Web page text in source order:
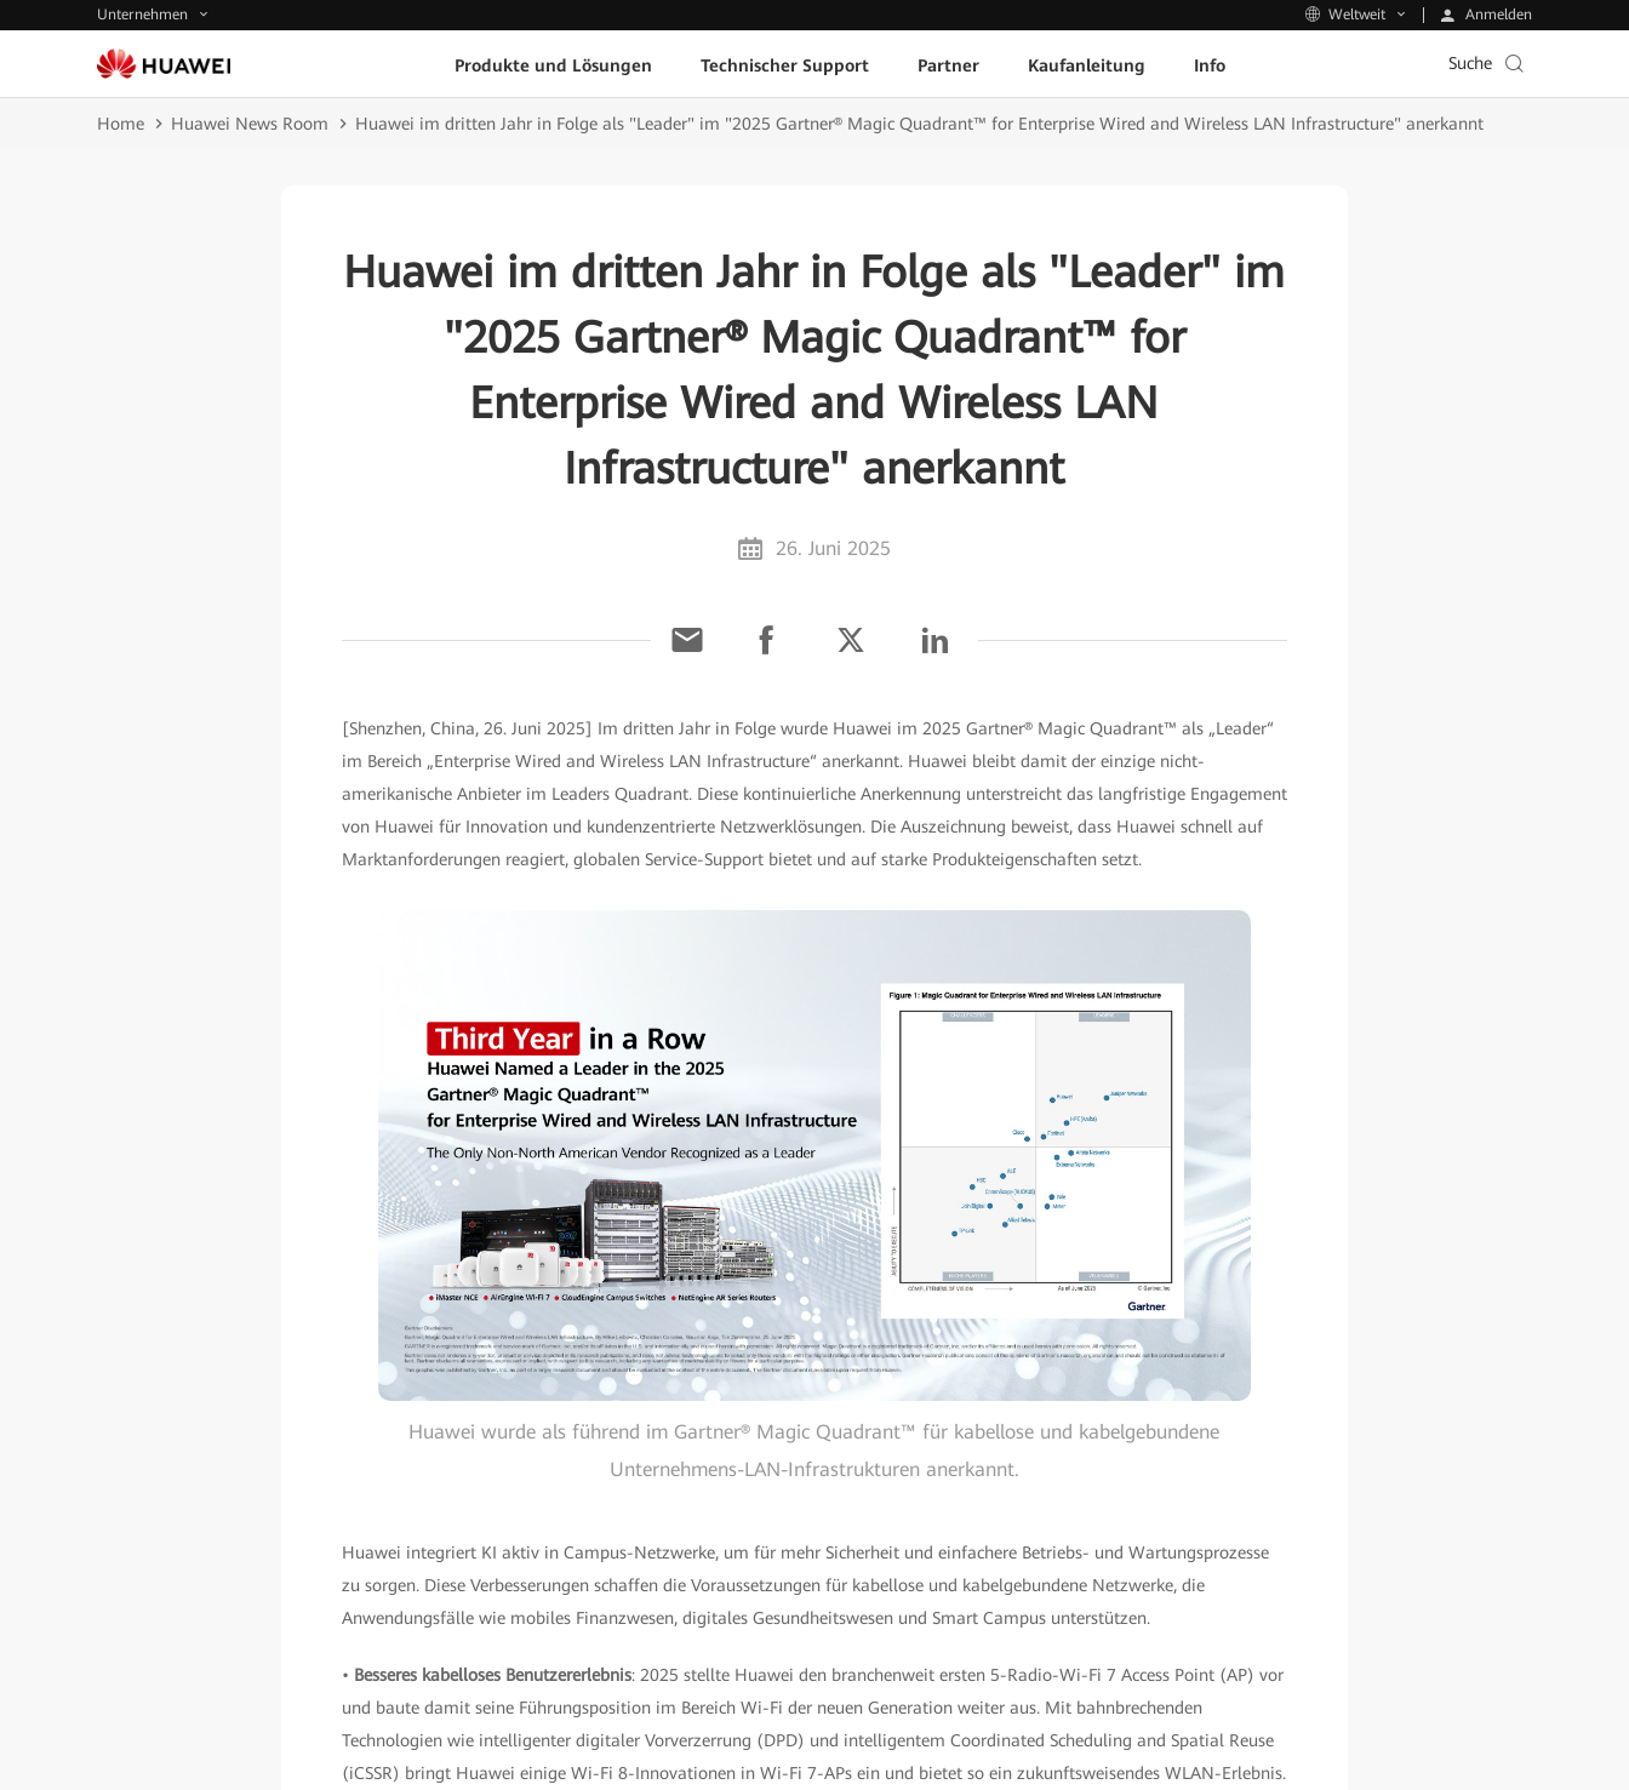
Unternehmen Weltweit Anmelden
Produkte und Lösungen Technischer Support Partner Kaufanleitung Info Suche
Home Huawei News Room Huawei im dritten Jahr in Folge als "Leader" im "2025 Gartner® Magic Quadrant™ for Enterprise Wired and Wireless LAN Infrastructure" anerkannt
Huawei im dritten Jahr in Folge als "Leader" im
"2025 Gartner® Magic Quadrant™ for
Enterprise Wired and Wireless LAN
Infrastructure" anerkannt
26. Juni 2025
[Shenzhen, China, 26. Juni 2025] Im dritten Jahr in Folge wurde Huawei im 2025 Gartner® Magic Quadrant™ als „Leader“
im Bereich „Enterprise Wired and Wireless LAN Infrastructure“ anerkannt. Huawei bleibt damit der einzige nicht-
amerikanische Anbieter im Leaders Quadrant. Diese kontinuierliche Anerkennung unterstreicht das langfristige Engagement
von Huawei für Innovation und kundenzentrierte Netzwerklösungen. Die Auszeichnung beweist, dass Huawei schnell auf
Marktanforderungen reagiert, globalen Service-Support bietet und auf starke Produkteigenschaften setzt.
Huawei wurde als führend im Gartner® Magic Quadrant™ für kabellose und kabelgebundene
Unternehmens-LAN-Infrastrukturen anerkannt.
Huawei integriert KI aktiv in Campus-Netzwerke, um für mehr Sicherheit und einfachere Betriebs- und Wartungsprozesse
zu sorgen. Diese Verbesserungen schaffen die Voraussetzungen für kabellose und kabelgebundene Netzwerke, die
Anwendungsfälle wie mobiles Finanzwesen, digitales Gesundheitswesen und Smart Campus unterstützen.
• Besseres kabelloses Benutzererlebnis: 2025 stellte Huawei den branchenweit ersten 5-Radio-Wi-Fi 7 Access Point (AP) vor
und baute damit seine Führungsposition im Bereich Wi-Fi der neuen Generation weiter aus. Mit bahnbrechenden
Technologien wie intelligenter digitaler Vorverzerrung (DPD) und intelligentem Coordinated Scheduling and Spatial Reuse
(iCSSR) bringt Huawei einige Wi-Fi 8-Innovationen in Wi-Fi 7-APs ein und bietet so ein zukunftsweisendes WLAN-Erlebnis.